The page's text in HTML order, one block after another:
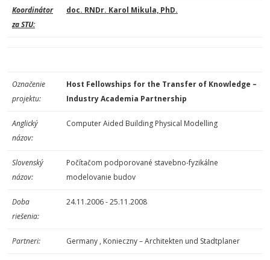
Koordinátor
za STU:
doc. RNDr. Karol Mikula, PhD.
Označenie
projektu:
Host Fellowships for the Transfer of Knowledge –
Industry Academia Partnership
Anglický
názov:
Computer Aided Building Physical Modelling
Slovenský
názov:
Počítačom podporované stavebno-fyzikálne
modelovanie budov
Doba
riešenia:
24.11.2006 - 25.11.2008
Partneri: Germany , Konieczny – Architekten und Stadtplaner